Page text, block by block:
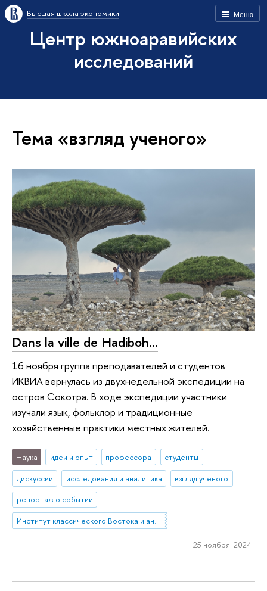
Меню
Высшая школа экономики
Центр южноаравийских
исследований
Тема «взгляд ученого»
Dans la ville de Hadiboh...
16 ноября группа преподавателей и студентов
ИКВИА вернулась из двухнедельной экспедиции на
остров Сокотра. В ходе экспедиции участники
изучали язык, фольклор и традиционные
хозяйственные практики местных жителей.
Наука идеи и опыт профессора
студенты
дискуссии
исследования и аналитика
взгляд ученого
репортаж о событии
Институт классического Востока и античности
25 ноября 2024